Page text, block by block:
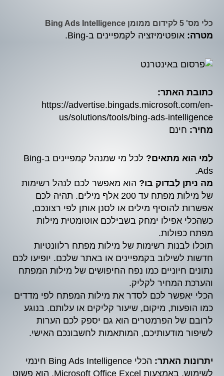
כלי מס' 5 לקידום ממומן Bing Ads Intelligence
מטרה: אופטימיזציה לקמפיינים ב-Bing.
כתובת האתר:
https://advertise.bingads.microsoft.com/en-
us/solutions/tools/bing-ads-intelligence
מחיר: חינם
למי הוא מתאים?
לכל מי שמנהל קמפיינים ב-Bing
Ads.
מה ניתן לבדוק בו? הוא מאפשר לכם לנהל רשימות
של מילות מפתח עד 200 אלף מילים. תהיה לכם
אפשרות להוסיף מילים או לסנן אותן לפי רצונכם,
כשהכלי אפילו ימחק בשבילכם אוטומטית מילות
מפתח כפולות.
תוכלו לבנות רשימות של מילות מפתח רלוונטיות
חדשות לשילוב בקמפיינים או באתר שלכם. יופיעו לכם
נתונים חיוניים כמו נפח החיפושים של מילות המפתח
והערכת המחיר לקליק.
הכלי יאפשר לכם לסדר את מילות המפתח לפי מדדים
כמו הופעות, מיקום, שיעור קליקים או עלותם. בנוגע
לרובם של הפרמטרים הוא גם יספק לכם הערות
לשיפור מודעותיכם, המותאמות לחשבונכם האישי.
יתרונות האתר:
הכלי Bing Ads Intelligence חינמי
לשימוש, באמצעות Microsoft Office Excel. הוא פשוט